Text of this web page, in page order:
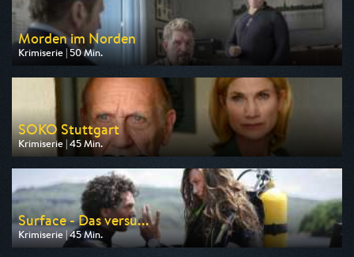
Morden im Norden
Krimiserie | 50 Min.
Ausgestrahlt von ARD
am 08.08.2026, 19:00
SOKO Stuttgart
Krimiserie | 45 Min.
Ausgestrahlt von ZDF
am 08.08.2026, 11:10
Surface - Das versu...
Krimiserie | 45 Min.
Ausgestrahlt von ARD